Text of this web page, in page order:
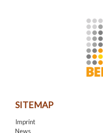
SITEMAP
Imprint
News